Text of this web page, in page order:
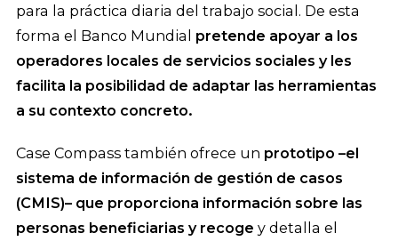
para la práctica diaria del trabajo social. De esta
forma el Banco Mundial pretende apoyar a los
operadores locales de servicios sociales y les
facilita la posibilidad de adaptar las herramientas
a su contexto concreto.
Case Compass también ofrece un prototipo –el
sistema de información de gestión de casos
(CMIS)– que proporciona información sobre las
personas beneficiarias y recoge y detalla el